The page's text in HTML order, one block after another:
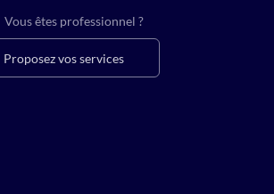
Vous êtes professionnel ?
Proposez vos services